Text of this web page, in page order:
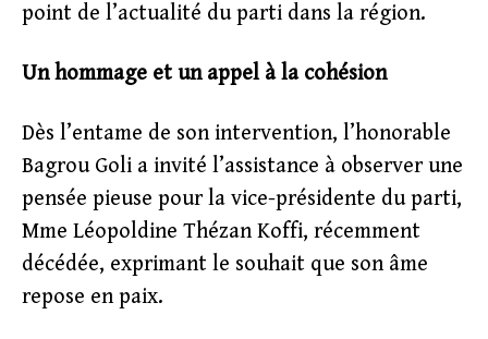
point de l’actualité du parti dans la région.
Un hommage et un appel à la cohésion
Dès l’entame de son intervention, l’honorable
Bagrou Goli a invité l’assistance à observer une
pensée pieuse pour la vice-présidente du parti,
Mme Léopoldine Thézan Koffi, récemment
décédée, exprimant le souhait que son âme
repose en paix.